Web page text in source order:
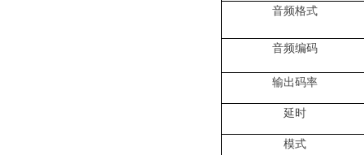
音频格式
音频编码
输出码率
延时
模式